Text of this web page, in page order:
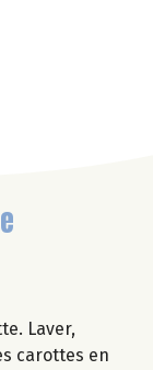
Laver,
carottes en